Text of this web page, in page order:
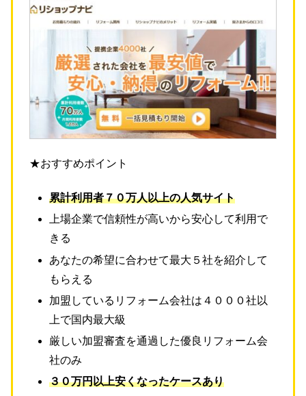
★おすすめポイント
累計利用者７０万人以上の人気サイト
上場企業で信頼性が高いから安心して利用で
きる
あなたの希望に合わせて最大５社を紹介して
もらえる
加盟しているリフォーム会社は４０００社以
上で国内最大級
厳しい加盟審査を通過した優良リフォーム会
社のみ
３０万円以上安くなったケースあり